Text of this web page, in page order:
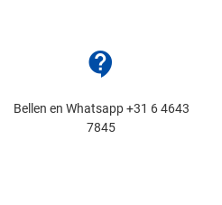
contact_support
Bellen en Whatsapp +31 6 4643
7845